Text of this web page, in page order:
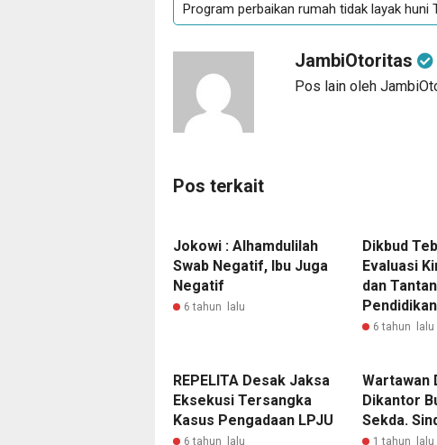
Program perbaikan rumah tidak layak huni
JambiOtoritas
Pos lain oleh
Pos terkait
Jokowi : Alhamdulilah
Swab Negatif, Ibu Juga
Negatif
6 tahun lalu
Dikbud
Evaluasi
dan
Pendidikan
6 tahun lalu
REPELITA Desak Jaksa
Eksekusi Tersangka
Kasus Pengadaan LPJU
6 tahun lalu
Wartawan
Dikantor
Sekda.
1 tahun lalu